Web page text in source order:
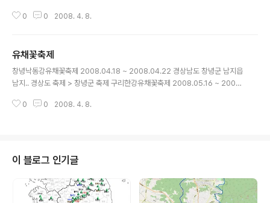
호수공원내 고양꽃전시.. 비슬산참꽃제 | 2008.04.21 ~ 2008.04.29 | 유가
사.. 비단고을산꽃축제 | 2008.04.19 ~ 2008.04.20 | 군북면 산안리 일대 ..
면천진달래민속축제 | 2008.04.19 ~ 20..
0 0 2008. 4. 8.
유채꽃축제
창녕낙동강유채꽃축제 2008.04.18 ~ 2008.04.22 경상남도 창녕군 남지읍
남지.. 경상도 축제 > 창녕군 축제 구리한강유채꽃축제 2008.05.16 ~ 2008.
주유채꽃잔치 2008.03.28 ~ 2008.03.30 제주특별자치도 서귀포시 제주..
0 0 2008. 4. 8.
이 블로그 인기글